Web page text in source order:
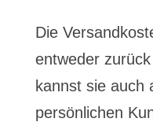
Die
entweder
kannst sie auch
persönlichen